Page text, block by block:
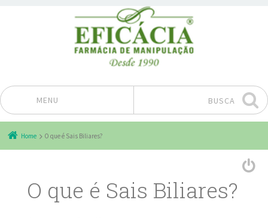
MENU
Pular para o conteúdo
BUSCA
Home O que é Sais Biliares?
O que é Sais Biliares?